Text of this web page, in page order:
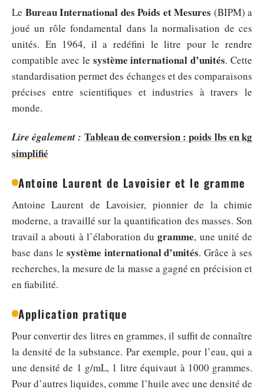
Le Bureau International des Poids et Mesures (BIPM) a
joué un rôle fondamental dans la normalisation de ces
unités. En 1964, il a redéfini le litre pour le rendre
compatible avec le système international d’unités. Cette
standardisation permet des échanges et des comparaisons
précises entre scientifiques et industries à travers le
monde.
Lire également : Tableau de conversion : poids lbs en kg
simplifié
Antoine Laurent de Lavoisier et le gramme
Antoine Laurent de Lavoisier, pionnier de la chimie
moderne, a travaillé sur la quantification des masses. Son
travail a abouti à l’élaboration dugramme, une unité de
base dans le système international d’unités. Grâce à ses
recherches, la mesure de la masse a gagné en précision et
en fiabilité.
Application pratique
Pour convertir des litres en grammes, il suffit de connaître
la densité de la substance. Par exemple, pour l’eau, qui a
une densité de 1 g/mL, 1 litre équivaut à 1000 grammes.
Pour d’autres liquides, comme l’huile avec une densité de